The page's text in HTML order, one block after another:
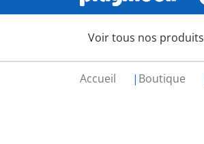
Voir tous nos produits
Accueil Boutique